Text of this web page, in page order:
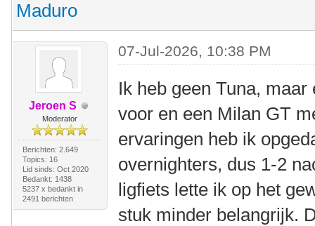
Maduro
Jeroen S
Moderator
Berichten: 2.649
Topics: 16
Lid sinds: Oct 2020
Bedankt: 1438
5237 x bedankt in
2491 berichten
07-Jul-2026, 10:38 PM
Ik heb geen Tuna,
voor en een Milan GT
ervaringen heb ik
overnighters, dus 1-2
ligfiets lette ik op het
stuk minder belangrijk.